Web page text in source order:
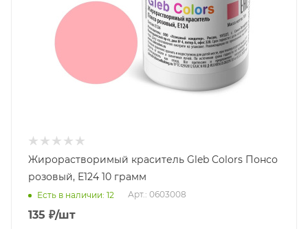
Жирорастворимый краситель Gleb Colors Понсо
розовый, E124 10 грамм
Есть в наличии: 12 Арт.: 0603008
135 ₽/шт